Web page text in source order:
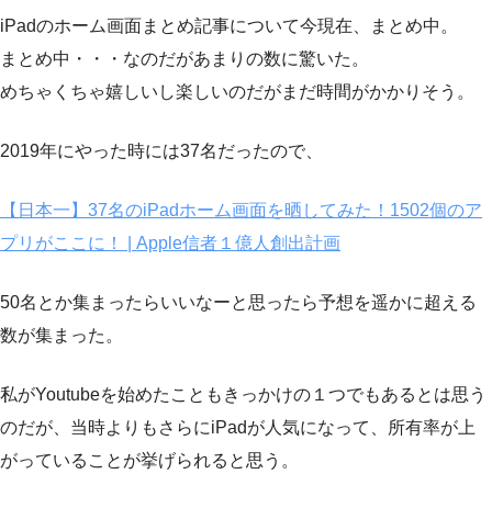
iPadのホーム画面まとめ記事について今現在、まとめ中。
まとめ中・・・なのだがあまりの数に驚いた。
めちゃくちゃ嬉しいし楽しいのだがまだ時間がかかりそう。
2019年にやった時には37名だったので、
【日本一】37名のiPadホーム画面を晒してみた！1502個のア
プリがここに！ | Apple信者１億人創出計画
50名とか集まったらいいなーと思ったら予想を遥かに超える
数が集まった。
私がYoutubeを始めたこともきっかけの１つでもあるとは思う
のだが、当時よりもさらにiPadが人気になって、所有率が上
がっていることが挙げられると思う。